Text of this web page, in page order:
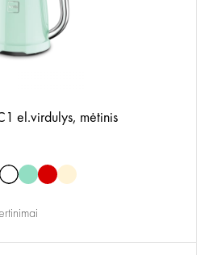
el.virdulys, mėtinis